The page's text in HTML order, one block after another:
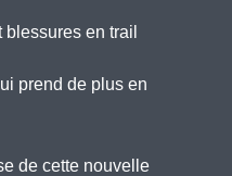
en trail
prend de plus en
de cette nouvelle